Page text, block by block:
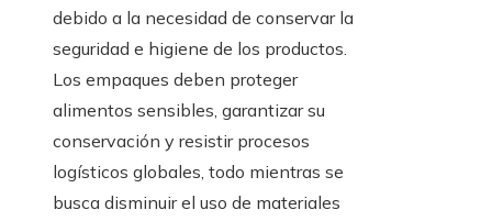
debido a la necesidad de conservar la
seguridad e higiene de los productos.
Los empaques deben proteger
alimentos sensibles, garantizar su
conservación y resistir procesos
logísticos globales, todo mientras se
busca disminuir el uso de materiales